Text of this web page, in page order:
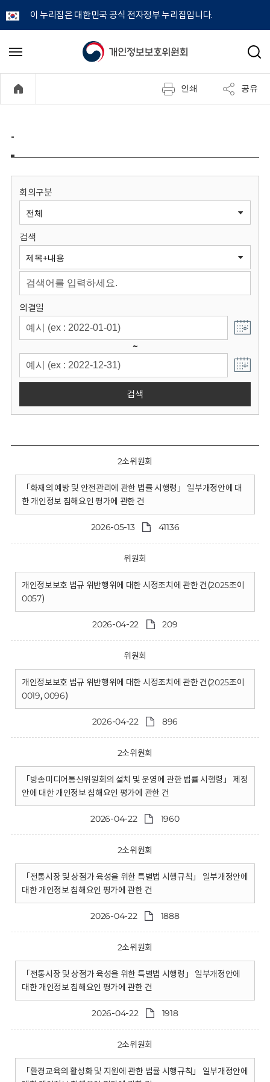
이 누리집은 대한민국 공식 전자정부 누리집입니다.
개
정
보
원
회
메
기
검
인쇄 공유
-
회의구분
검색
의결일
~
검색
2소위원회
「화재의 예방 및 안전관리에 관한 법률 시행령」 일부개정안에 대
한 개인정보 침해요인 평가에 관한 건
2026-05-13 41136
위원회
개인정보보호 법규 위반행위에 대한 시정조치에 관한 건(2025조이
0057)
2026-04-22 209
위원회
개인정보보호 법규 위반행위에 대한 시정조치에 관한 건(2025조이
0019, 0096)
2026-04-22 896
2소위원회
「방송미디어통신위원회의 설치 및 운영에 관한 법률 시행령」 제정
안에 대한 개인정보 침해요인 평가에 관한 건
2026-04-22 1960
2소위원회
「전통시장 및 상점가 육성을 위한 특별법 시행규칙」 일부개정안에
대한 개인정보 침해요인 평가에 관한 건
2026-04-22 1888
2소위원회
「전통시장 및 상점가 육성을 위한 특별법 시행령」 일부개정안에
대한 개인정보 침해요인 평가에 관한 건
2026-04-22 1918
2소위원회
「환경교육의 활성화 및 지원에 관한 법률 시행규칙」 일부개정안에